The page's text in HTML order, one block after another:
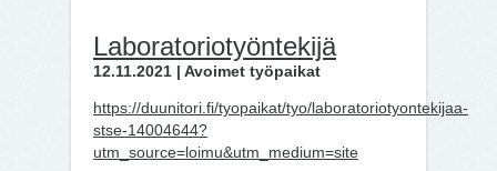
Laboratoriotyöntekijä
12.11.2021 | Avoimet työpaikat
https://duunitori.fi/tyopaikat/tyo/laboratoriotyontekijaa-
stse-14004644?
utm_source=loimu&utm_medium=site